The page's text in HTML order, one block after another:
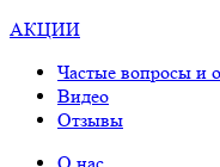
АКЦИИ
Частые вопросы и
Видео
Отзывы